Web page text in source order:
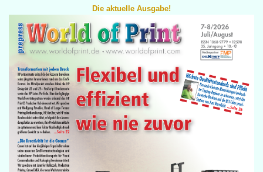
Die aktuelle Ausgabe!